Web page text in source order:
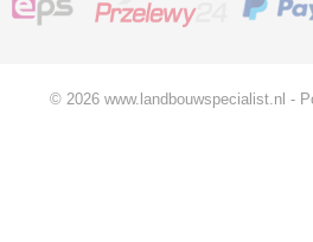
© 2026 www.landbouwspecialist.nl -